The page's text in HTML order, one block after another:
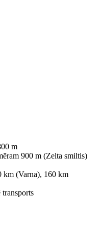
m
900 m (Zelta smiltis)
(Varna), 160 km